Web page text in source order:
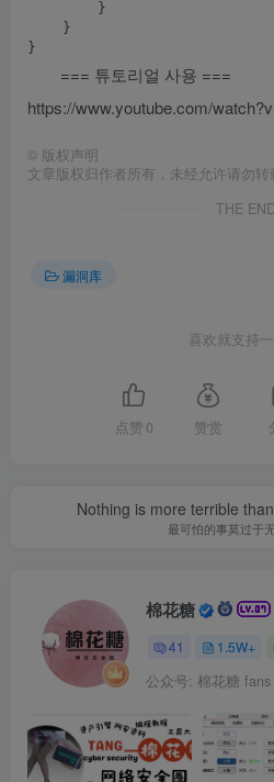
        }
    }
=== 튜토리얼 사용 ===
https://www.youtube.com/
© 版权声明
文章版权归作者所有，未经允许请勿转
THE END
漏洞库
喜欢就支持
点赞 0 赞赏
Nothing is more terrible
最可怕的事莫过于
棉花糖
41 1.5W+
公众号: 棉花糖 fans